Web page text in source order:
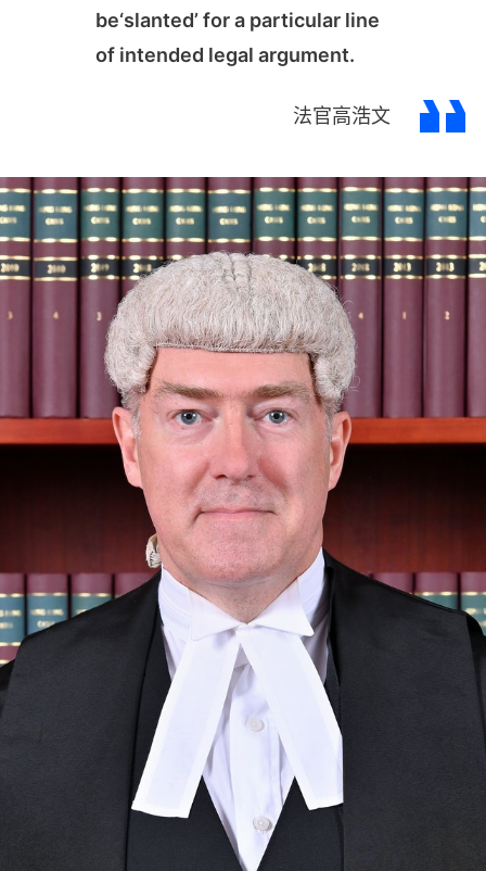
be‘slanted’ for a particular line
of intended legal argument.
法官高浩文